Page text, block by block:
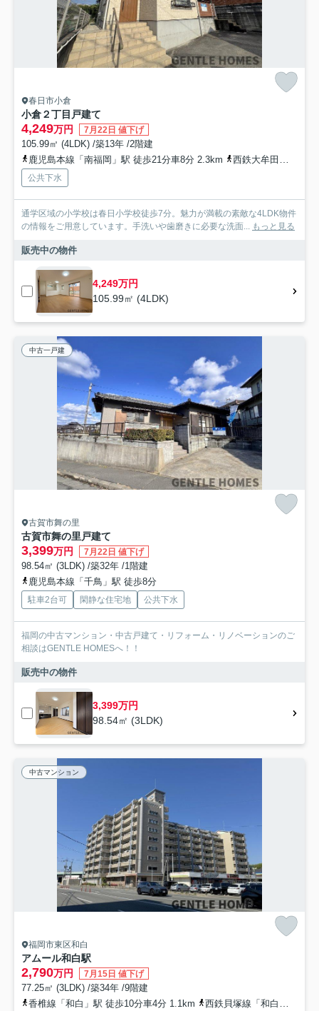
春日市小倉
小倉２丁目戸建て
4,249万円 7月22日 値下げ
105.99㎡ (4LDK) /築13年 /2階建
鹿児島本線「南福岡」駅 徒歩21分車8分 2.3km
西鉄大牟田線「桜並木」駅 徒歩29分車8分 2.5km
公共下水
通学区域の小学校は春日小学校徒歩7分。魅力が満載の素敵な4LDK物件
の情報をご用意しています。手洗いや歯磨きに必要な洗面... もっと見る
販売中の物件
4,249万円
105.99㎡ (4LDK)
中古一戸建
古賀市舞の里
古賀市舞の里戸建て
3,399万円 7月22日 値下げ
98.54㎡ (3LDK) /築32年 /1階建
鹿児島本線「千鳥」駅 徒歩8分
駐車2台可 閑静な住宅地 公共下水
福岡の中古マンション・中古戸建て・リフォーム・リノベーションのご
相談はGENTLE HOMESへ！！
販売中の物件
3,399万円
98.54㎡ (3LDK)
中古マンション
福岡市東区和白
アムール和白駅
2,790万円 7月15日 値下げ
77.25㎡ (3LDK) /築34年 /9階建
香椎線「和白」駅 徒歩10分車4分 1.1km
西鉄貝塚線「和白」駅 徒歩10分車5分 1.1km